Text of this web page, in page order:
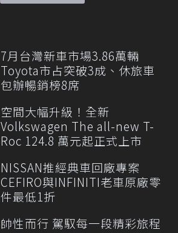
7月台灣新車市場3.86萬輛
Toyota市占突破3成、休旅車
包辦暢銷榜8席
空間大幅升級！全新
Volkswagen The all-new T-
Roc 124.8 萬元起正式上市
NISSAN推經典車回廠專案
CEFIRO與INFINITI老車原廠零
件最低1折
帥性而行 駕馭每一段精彩旅程